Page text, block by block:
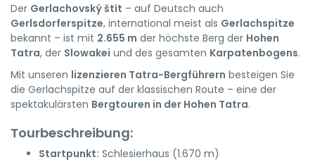
Der Gerlachovský štít – auf Deutsch auch
Gerlsdorferspitze, international meist als Gerlachspitze
bekannt – ist mit 2.655 m der höchste Berg der Hohen
Tatra, der Slowakei und des gesamten Karpatenbogens.
Mit unseren lizenzieren Tatra-Bergführern besteigen Sie
die Gerlachspitze auf der klassischen Route – eine der
spektakulärsten Bergtouren in der Hohen Tatra.
Tourbeschreibung:
Startpunkt: Schlesierhaus (1.670 m)